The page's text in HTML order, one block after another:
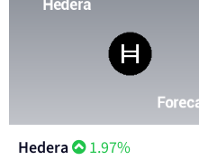
Hedera 1.97%